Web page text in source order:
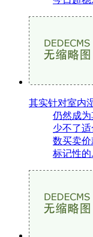
其实针对室内
仍然成为
少不了
数买卖
标记性的